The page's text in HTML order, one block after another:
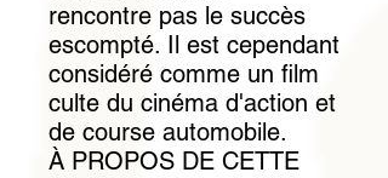
rencontre pas le succès
escompté. Il est cependant
considéré comme un film
culte du cinéma d'action et
de course automobile.
À PROPOS DE CETTE